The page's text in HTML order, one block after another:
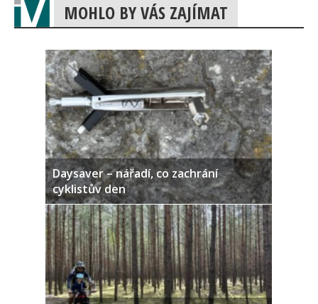
MOHLO BY VÁS ZAJÍMAT
Daysaver – nářadí, co zachrání
cyklistův den